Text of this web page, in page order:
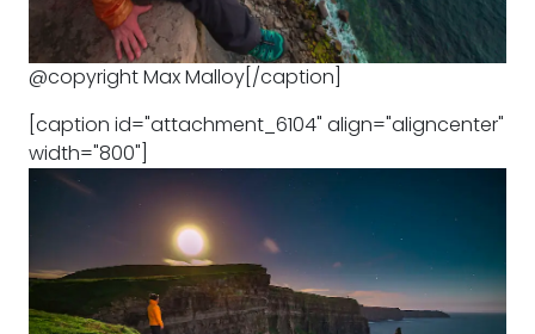
@copyright Max Malloy[/caption]
[caption id="attachment_6104" align="aligncenter"
width="800"]